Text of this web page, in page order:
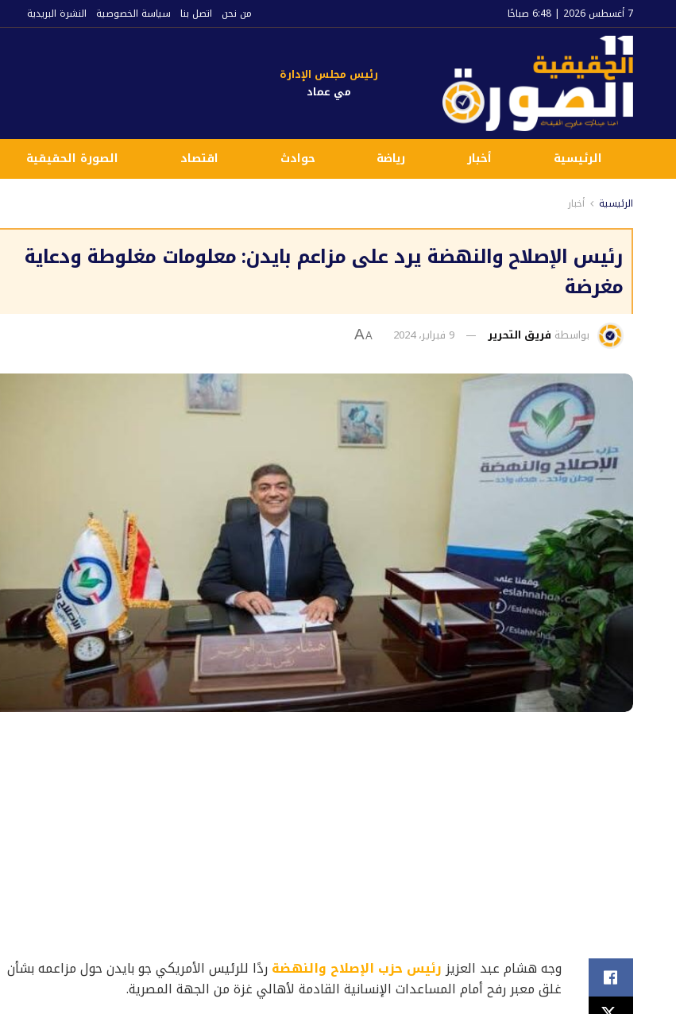
7 أغسطس 2026 | 6:48 صباحًا من نحن اتصل بنا سياسة الخصوصية النشرة البريدية
رئيس مجلس الإدارة
مي عماد
الرئيسية أخبار رياضة حوادث اقتصاد الصورة الحقيقية
الرئيسية أخبار
رئيس الإصلاح والنهضة يرد على مزاعم بايدن: معلومات مغلوطة ودعاية
مغرضة
بواسطة فريق التحرير 9 فبراير، 2024 A
A
وجه هشام عبد العزيزرئيس حزب الإصلاح والنهضة ردًا للرئيس الأمريكي جو بايدن حول مزاعمه بشأن
غلق معبر رفح أمام المساعدات الإنسانية القادمة لأهالي غزة من الجهة المصرية.